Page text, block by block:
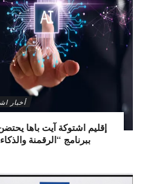
أخبار
إقليم اشتوكة آيت باها
ببرنامج “الرقمنة